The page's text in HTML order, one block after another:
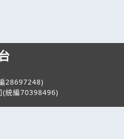
28697248)
(統編70398496)